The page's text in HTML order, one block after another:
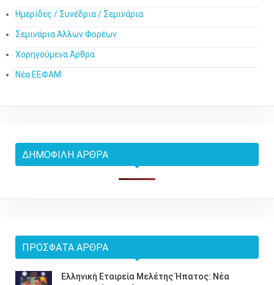
Ημερίδες / Συνέδρια / Σεμινάρια
Σεμινάρια Άλλων Φορέων
Χορηγούμενα Άρθρα
Νέα ΕΕΦΑΜ
ΔΗΜΟΦΙΛΉ ΆΡΘΡΑ
ΠΡΌΣΦΑΤΑ ΆΡΘΡΑ
Ελληνική Εταιρεία Μελέτης Ήπατος: Νέα